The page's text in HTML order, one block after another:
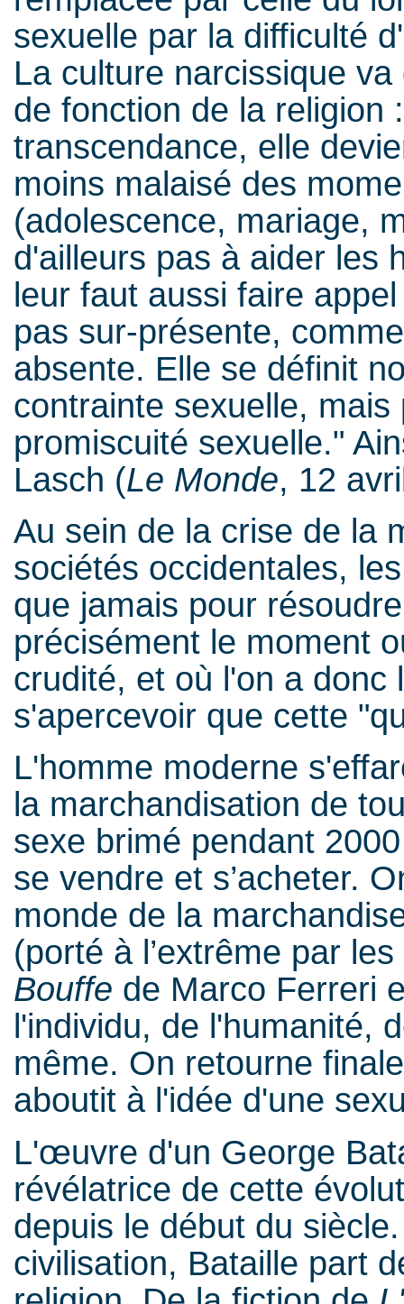
sexuelle par la difficulté
La culture narcissique
de fonction de la religion
transcendance, elle
moins malaisé des
(adolescence, mariage,
d'ailleurs pas à aider les
leur faut aussi faire
pas sur-présente,
absente. Elle se définit
contrainte sexuelle,
promiscuité sexuelle."
Lasch (Le Monde, 12
Au sein de la crise de la
sociétés occidentales,
que jamais pour
précisément le moment
crudité, et où l'on a donc
s'apercevoir que cette
L'homme moderne
la marchandisation de
sexe brimé pendant
se vendre et s’acheter.
monde de la
(porté à l’extrême par
Bouffe de Marco Ferreri
l'individu, de l'humanité,
même. On retourne
aboutit à l'idée d'une
L'œuvre d'un George
révélatrice de cette
depuis le début du
civilisation, Bataille part